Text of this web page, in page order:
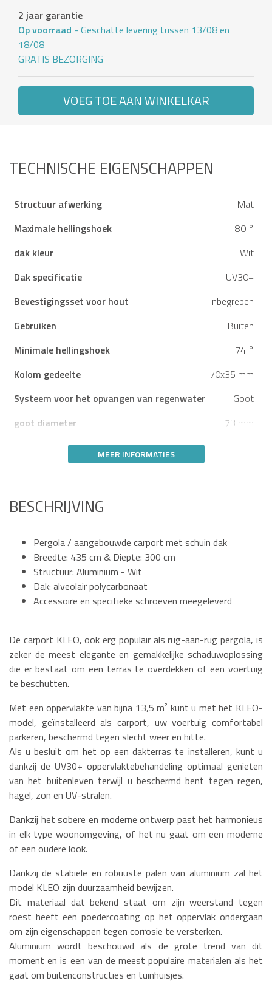
2 jaar garantie
Op voorraad - Geschatte levering tussen 13/08 en
18/08
GRATIS BEZORGING
VOEG TOE AAN WINKELKAR
TECHNISCHE EIGENSCHAPPEN
Structuur afwerking
Mat
Maximale hellingshoek
80 °
dak kleur
Wit
Dak specificatie
UV30+
Bevestigingsset voor hout
Inbegrepen
Gebruiken
Buiten
Minimale hellingshoek
74 °
Kolom gedeelte
70x35 mm
Systeem voor het opvangen van regenwater
Goot
goot diameter
73 mm
MEER INFORMATIES
BESCHRIJVING
Pergola / aangebouwde carport met schuin dak
Breedte: 435 cm & Diepte: 300 cm
Structuur: Aluminium - Wit
Dak: alveolair polycarbonaat
Accessoire en specifieke schroeven meegeleverd
De carport KLEO, ook erg populair als rug-aan-rug pergola, is
zeker de meest elegante en gemakkelijke schaduwoplossing
die er bestaat om een terras te overdekken of een voertuig
te beschutten.
Met een oppervlakte van bijna 13,5 m² kunt u met het KLEO-
model, geïnstalleerd als carport, uw voertuig comfortabel
parkeren, beschermd tegen slecht weer en hitte.
Als u besluit om het op een dakterras te installeren, kunt u
dankzij de UV30+ oppervlaktebehandeling optimaal genieten
van het buitenleven terwijl u beschermd bent tegen regen,
hagel, zon en UV-stralen.
Dankzij het sobere en moderne ontwerp past het harmonieus
in elk type woonomgeving, of het nu gaat om een moderne
of een oudere look.
Dankzij de stabiele en robuuste palen van aluminium zal het
model KLEO zijn duurzaamheid bewijzen.
Dit materiaal dat bekend staat om zijn weerstand tegen
roest heeft een poedercoating op het oppervlak ondergaan
om zijn eigenschappen tegen corrosie te versterken.
Aluminium wordt beschouwd als de grote trend van dit
moment en is een van de meest populaire materialen als het
gaat om buitenconstructies en tuinhuisjes.